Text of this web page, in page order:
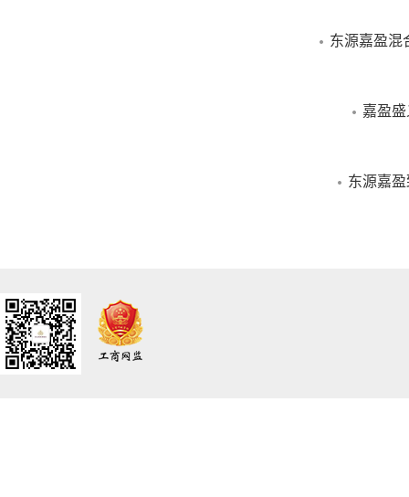
东源嘉盈混
嘉盈
东源嘉